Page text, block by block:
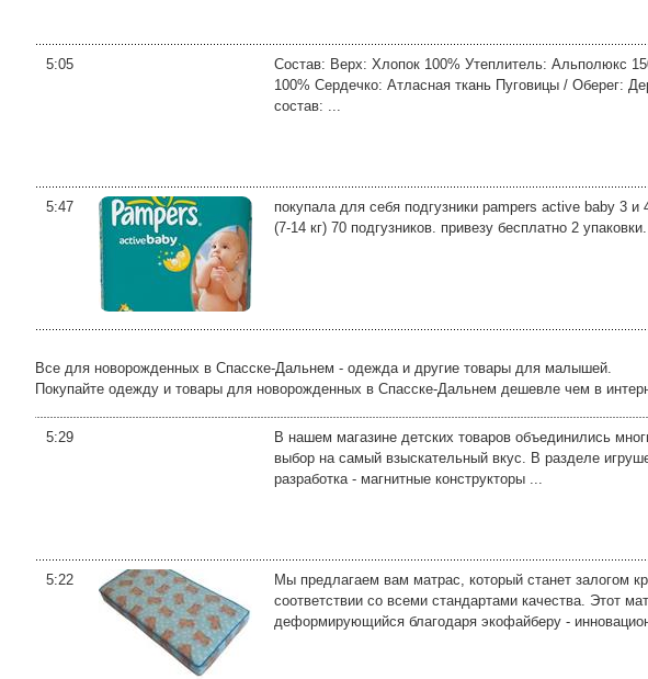
5:05
Состав: Верх: Хлопок 100% Утеплитель: Альполюкс
100% Сердечко: Атласная ткань Пуговицы / Оберег:
состав: ...
5:47
покупала для себя подгузники pampers active baby 3 и
(7-14 кг) 70 подгузников. привезу бесплатно 2 упаковки.
Все для новорожденных в Спасске-Дальнем - одежда и другие товары для малышей.
Покупайте одежду и товары для новорожденных в Спасске-Дальнем дешевле чем в
5:29
В нашем магазине детских товаров объединились
выбор на самый взыскательный вкус. В разделе
разработка - магнитные конструкторы ...
5:22
Мы предлагаем вам матрас, который станет залогом
соответствии со всеми стандартами качества. Этот
деформирующийся благодаря экофайберу -